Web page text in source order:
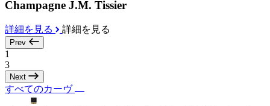
Champagne J.M. Tissier
詳細を見る 詳細を見る
Prev
1
3
Next
すべてのカーヴ